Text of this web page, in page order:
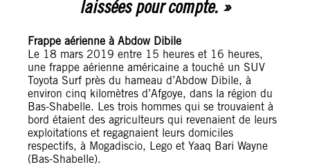
laissées pour compte. »
Frappe aérienne à Abdow Dibile
Le 18 mars 2019 entre 15 heures et 16 heures,
une frappe aérienne américaine a touché un SUV
Toyota Surf près du hameau d’Abdow Dibile, à
environ cinq kilomètres d’Afgoye, dans la région du
Bas-Shabelle. Les trois hommes qui se trouvaient à
bord étaient des agriculteurs qui revenaient de leurs
exploitations et regagnaient leurs domiciles
respectifs, à Mogadiscio, Lego et Yaaq Bari Wayne
(Bas-Shabelle).